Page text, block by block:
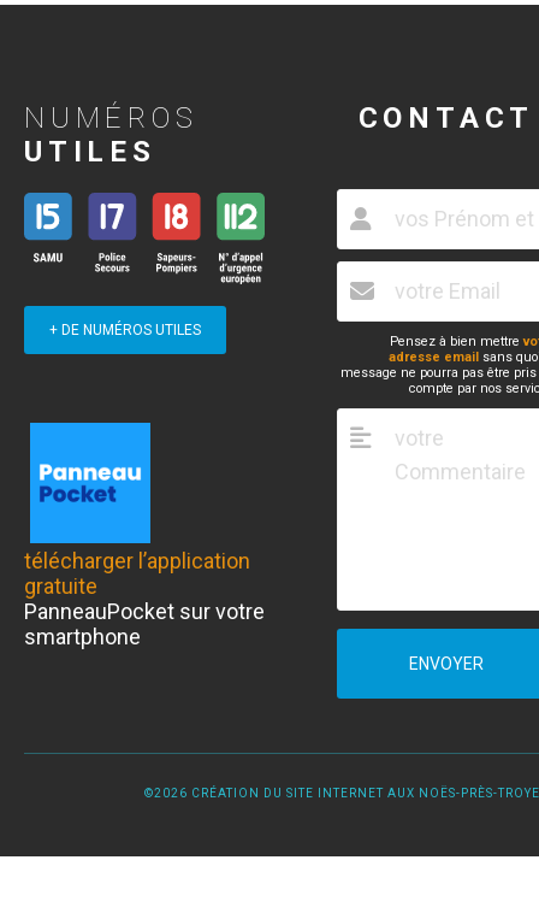
NUMÉROS
UTILES
+ DE NUMÉROS UTILES
télécharger l’application
gratuite
PanneauPocket sur votre
smartphone
CONTACT
Pensez à bien mettre
adresse email sans
message ne pourra pas être
compte par nos
ENVOYER
©2026 CRÉATION DU SITE INTERNET AUX NOËS-PRÈS-